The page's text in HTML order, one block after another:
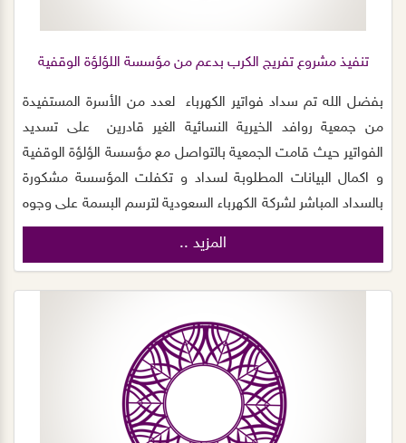
تنفيذ مشروع تفريج الكرب بدعم من مؤسسة اللؤلؤة الوقفية
بفضل الله تم سداد فواتير الكهرباء لعدد من الأسرة المستفيدة
من جمعية روافد الخيرية النسائية الغير قادرين على تسديد
الفواتير حيث قامت الجمعية بالتواصل مع مؤسسة الؤلؤة الوقفية
و اكمال البيانات المطلوبة لسداد و تكفلت المؤسسة مشكورة
بالسداد المباشر لشركة الكهرباء السعودية لترسم البسمة على وجوه
الأسر ولتحقيق الهدف المنشود بتخفيف العبء المالي عنهم . وقد
عبرة مديرة الجمعية أ/ ابتسام الجهني شكره لمؤسسة اللؤلؤة
المزيد ..